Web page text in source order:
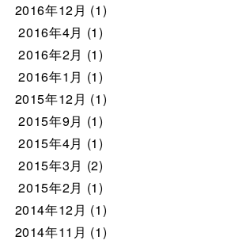
2016年12月 (1)
2016年4月 (1)
2016年2月 (1)
2016年1月 (1)
2015年12月 (1)
2015年9月 (1)
2015年4月 (1)
2015年3月 (2)
2015年2月 (1)
2014年12月 (1)
2014年11月 (1)